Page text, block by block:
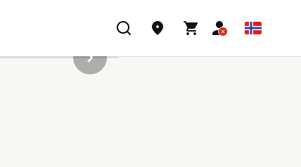
NESTE GALLERIELEMENT